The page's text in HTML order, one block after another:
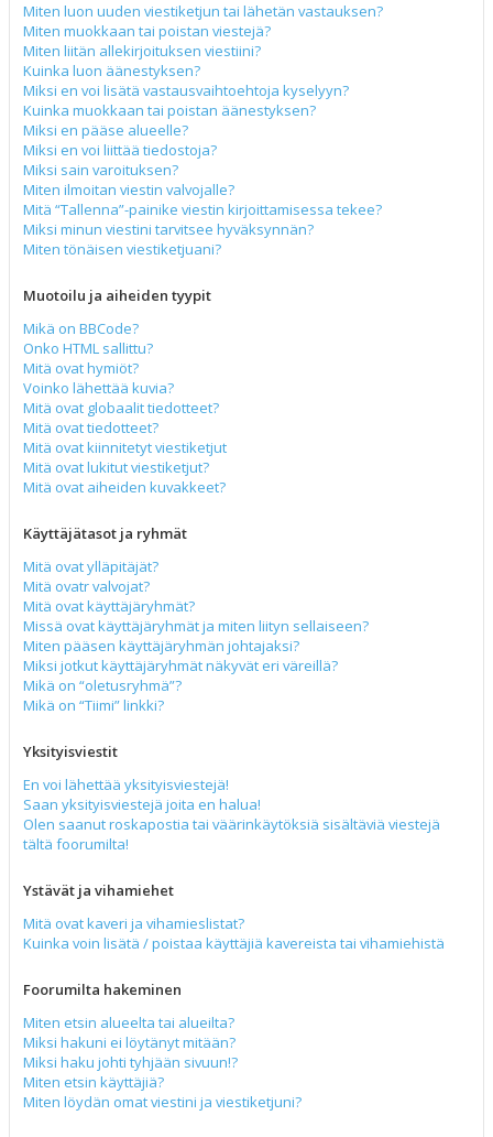
Miten luon uuden viestiketjun tai lähetän vastauksen?
Miten muokkaan tai poistan viestejä?
Miten liitän allekirjoituksen viestiini?
Kuinka luon äänestyksen?
Miksi en voi lisätä vastausvaihtoehtoja kyselyyn?
Kuinka muokkaan tai poistan äänestyksen?
Miksi en pääse alueelle?
Miksi en voi liittää tiedostoja?
Miksi sain varoituksen?
Miten ilmoitan viestin valvojalle?
Mitä “Tallenna”-painike viestin kirjoittamisessa tekee?
Miksi minun viestini tarvitsee hyväksynnän?
Miten tönäisen viestiketjuani?
Muotoilu ja aiheiden tyypit
Mikä on BBCode?
Onko HTML sallittu?
Mitä ovat hymiöt?
Voinko lähettää kuvia?
Mitä ovat globaalit tiedotteet?
Mitä ovat tiedotteet?
Mitä ovat kiinnitetyt viestiketjut
Mitä ovat lukitut viestiketjut?
Mitä ovat aiheiden kuvakkeet?
Käyttäjätasot ja ryhmät
Mitä ovat ylläpitäjät?
Mitä ovatr valvojat?
Mitä ovat käyttäjäryhmät?
Missä ovat käyttäjäryhmät ja miten liityn sellaiseen?
Miten pääsen käyttäjäryhmän johtajaksi?
Miksi jotkut käyttäjäryhmät näkyvät eri väreillä?
Mikä on “oletusryhmä”?
Mikä on “Tiimi” linkki?
Yksityisviestit
En voi lähettää yksityisviestejä!
Saan yksityisviestejä joita en halua!
Olen saanut roskapostia tai väärinkäytöksiä sisältäviä viestejä
tältä foorumilta!
Ystävät ja vihamiehet
Mitä ovat kaveri ja vihamieslistat?
Kuinka voin lisätä / poistaa käyttäjiä kavereista tai vihamiehistä
Foorumilta hakeminen
Miten etsin alueelta tai alueilta?
Miksi hakuni ei löytänyt mitään?
Miksi haku johti tyhjään sivuun!?
Miten etsin käyttäjiä?
Miten löydän omat viestini ja viestiketjuni?